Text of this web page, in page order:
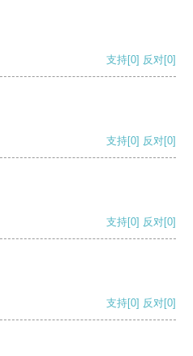
支持[0] 反对[0]
支持[0] 反对[0]
支持[0] 反对[0]
支持[0] 反对[0]